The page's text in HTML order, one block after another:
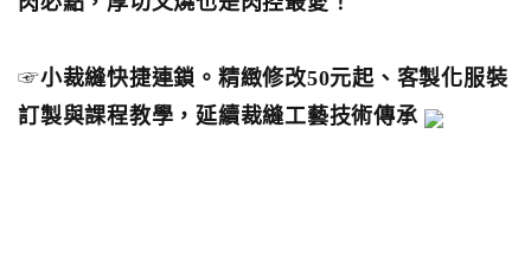
☞小裁縫快捷連鎖。精緻修改50元起、客製化服裝
訂製與課程教學，延續裁縫工藝技術傳承